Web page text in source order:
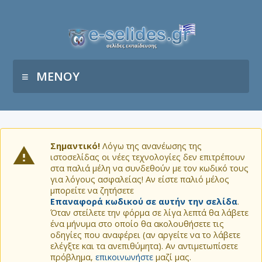
ΜΕΝΟΥ
Σημαντικό! Λόγω της ανανέωσης της
ιστοσελίδας οι νέες τεχνολογίες δεν επιτρέπουν
στα παλιά μέλη να συνδεθούν με τον κωδικό τους
για λόγους ασφαλείας! Αν είστε παλιό μέλος
μπορείτε να ζητήσετε
Επαναφορά κωδικού σε αυτήν την σελίδα.
Όταν στείλετε την φόρμα σε λίγα λεπτά θα λάβετε
ένα μήνυμα στο οποίο θα ακολουθήσετε τις
οδηγίες που αναφέρει (αν αργείτε να το λάβετε
ελέγξτε και τα ανεπιθύμητα). Αν αντιμετωπίσετε
πρόβλημα, επικοινωνήστε μαζί μας.